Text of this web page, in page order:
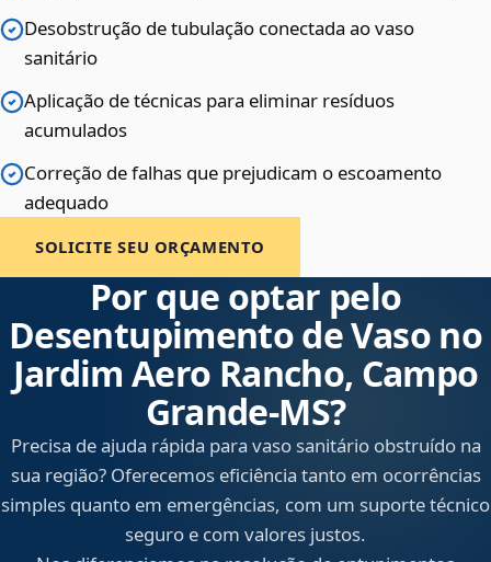
Desobstrução de tubulação conectada ao vaso
sanitário
Aplicação de técnicas para eliminar resíduos
acumulados
Correção de falhas que prejudicam o escoamento
adequado
SOLICITE SEU ORÇAMENTO
Por que optar pelo
Desentupimento de Vaso no
Jardim Aero Rancho, Campo
Grande‑MS?
Precisa de ajuda rápida para vaso sanitário obstruído na
sua região? Oferecemos eficiência tanto em ocorrências
simples quanto em emergências, com um suporte técnico
seguro e com valores justos.